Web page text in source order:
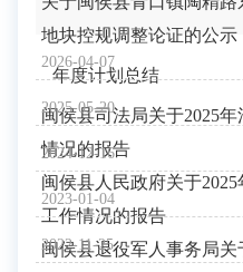
地块控规调整论证的公示
年度计划总结
闽侯县司法局关于2025
情况的报告
闽侯县人民政府关于
工作情况的报告
闽侯县退役军人事务局关
2026-04-07
2025-05-20
2024-12-16
2023-01-04
2022-11-25